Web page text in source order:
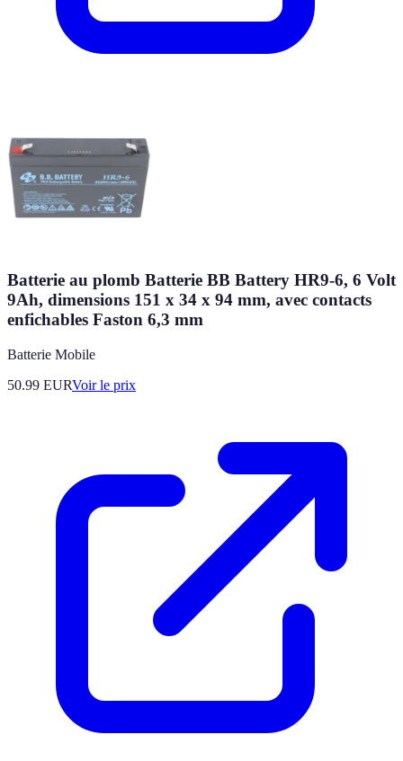
Batterie au plomb Batterie BB Battery HR9-6, 6 Volt
9Ah, dimensions 151 x 34 x 94 mm, avec contacts
enfichables Faston 6,3 mm
Batterie Mobile
50.99 EURVoir le prix